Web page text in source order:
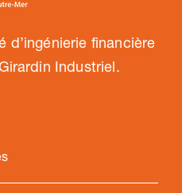
d’ingénierie financière
Industriel.